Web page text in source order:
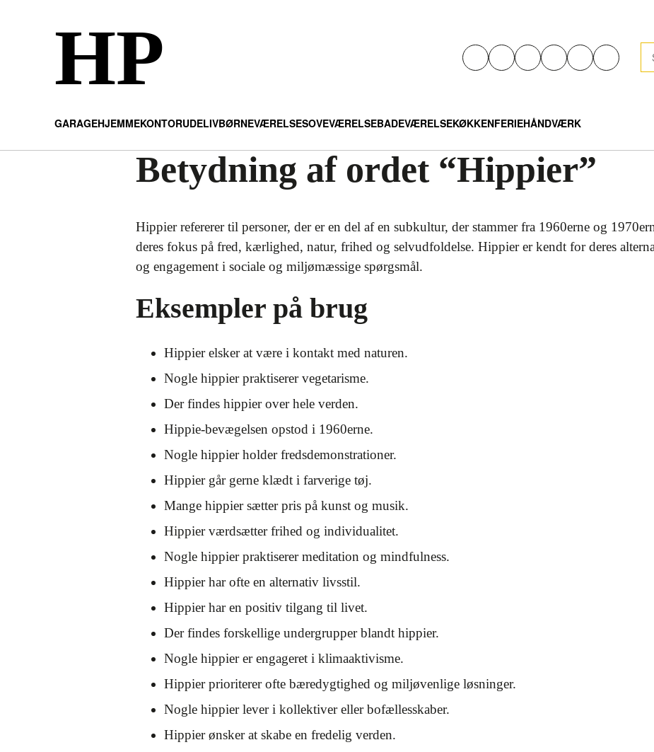
HP
GARAGEHJEMMEKONTORUDELIVBØRNEVÆRELSESOVEVÆRELSEBADEVÆRELSEKØKKENFERIEHÅNDVÆRK
Betydning af ordet “Hippier”
Hippier refererer til personer, der er en del af en subkultur, der stammer fra 1960erne og
deres fokus på fred, kærlighed, natur, frihed og selvudfoldelse. Hippier er kendt for deres
og engagement i sociale og miljømæssige spørgsmål.
Eksempler på brug
Hippier elsker at være i kontakt med naturen.
Nogle hippier praktiserer vegetarisme.
Der findes hippier over hele verden.
Hippie-bevægelsen opstod i 1960erne.
Nogle hippier holder fredsdemonstrationer.
Hippier går gerne klædt i farverige tøj.
Mange hippier sætter pris på kunst og musik.
Hippier værdsætter frihed og individualitet.
Nogle hippier praktiserer meditation og mindfulness.
Hippier har ofte en alternativ livsstil.
Hippier har en positiv tilgang til livet.
Der findes forskellige undergrupper blandt hippier.
Nogle hippier er engageret i klimaaktivisme.
Hippier prioriterer ofte bæredygtighed og miljøvenlige løsninger.
Nogle hippier lever i kollektiver eller bofællesskaber.
Hippier ønsker at skabe en fredelig verden.